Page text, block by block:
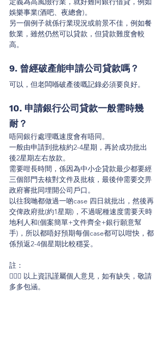
娛樂事業(酒吧、夜總會)。
另一個例子就係行業現況或前景不佳，例如餐
飲業，雖然仍然可以貸款，但貸款難度會較
高。
9. 曾經破產能申請公司貸款嗎？
可以，但老闆喺破產後嘅記錄必須要良好。
10. 申請銀行公司貸款一般需時幾
耐？
唔同銀行處理嘅速度會有唔同。
一般由申請到批核約2-4星期，再於成功批出
後2星期左右放款。
需要咁長時間，係因為中小企貸款最少都要經
三個部門去核對文件及批核，最後仲需要交畀
政府審批同埋開公司戶口。
以往我哋都做過一啲case 四日就批出，然後再
交俾政府批(約1星期)，不過呢種速度需要天時
地利人和(個案簡單+文件齊全+銀行願意幫
手)，所以都唔好預期每個case都可以咁快，都
係預返2-4個星期比較穩妥。
註：
🙇🏻‍♂️ 以上資訊謹屬個人意見，如有缺失，敬請
多多包涵。